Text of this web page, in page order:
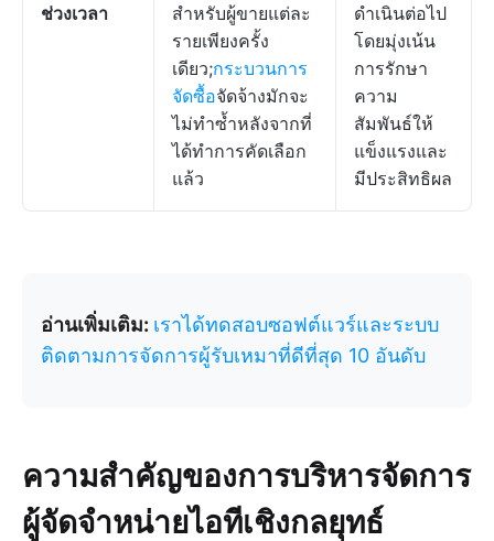
ช่วงเวลา
สำหรับผู้ขายแต่ละ
รายเพียงครั้ง
เดียว;กระบวนการ
จัดซื้อจัดจ้างมักจะ
ไม่ทำซ้ำหลังจากที่
ได้ทำการคัดเลือก
แล้ว
ดำเนินต่อไป
โดยมุ่งเน้น
การรักษา
ความ
สัมพันธ์ให้
แข็งแรงและ
มีประสิทธิผล
อ่านเพิ่มเติม: เราได้ทดสอบซอฟต์แวร์และระบบ
ติดตามการจัดการผู้รับเหมาที่ดีที่สุด 10 อันดับ
ความสำคัญของการบริหารจัดการ
ผู้จัดจำหน่ายไอทีเชิงกลยุทธ์